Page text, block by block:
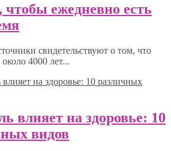
чтобы ежедневно есть
свидетельствуют о том, что
4000 лет...
влияет на здоровье: 10
видов